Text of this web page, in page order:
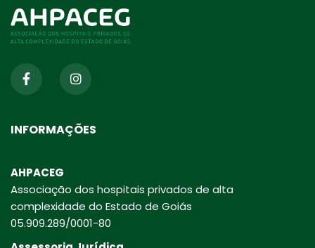
INFORMAÇÕES
AHPACEG
Associação dos hospitais privados de alta
complexidade do Estado de Goiás
05.909.289/0001-80